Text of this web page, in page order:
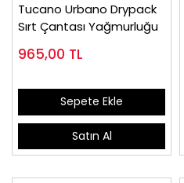
Tucano Urbano Drypack
Sırt Çantası Yağmurluğu
965,00 TL
Sepete Ekle
Satın Al